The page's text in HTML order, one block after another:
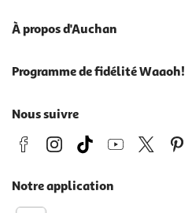
À propos d'Auchan
Programme de fidélité Waaoh!
Nous suivre
Notre application